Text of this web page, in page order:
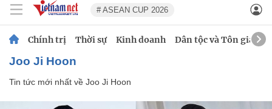
# ASEAN CUP 2026
Chính trị Thời sự Kinh doanh Dân tộc và Tôn giáo
Joo Ji Hoon
Tin tức mới nhất về Joo Ji Hoon